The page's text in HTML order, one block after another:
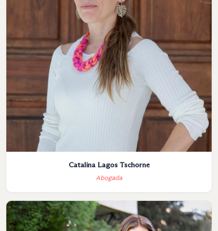
Catalina Lagos Tschorne
Abogada